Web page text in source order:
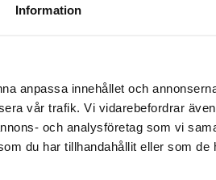
Information
anpassa innehållet och
vår trafik. Vi vidarebefordrar
och analysföretag som vi
du har tillhandahållit eller som